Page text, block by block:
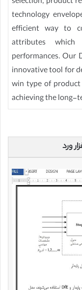
technology
efficient way to
attributes
performances. Our
innovative tool for
win type of
achieving the long-
ورد